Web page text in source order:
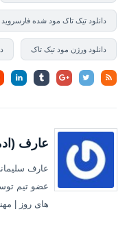
دانلود تیک تاک مود شده فارسروید
دانلود ورژن مود تیک تاک
عارف
عارف
عضو تیم
های روز |